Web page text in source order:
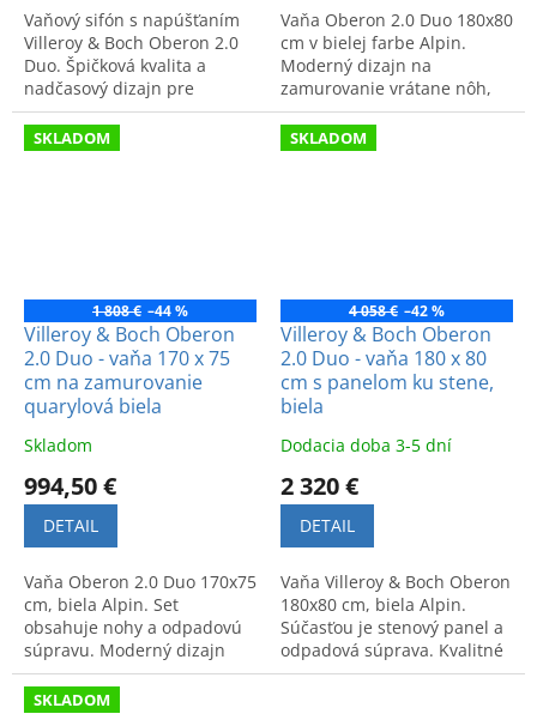
Vaňový sifón s napúšťaním
Villeroy & Boch Oberon 2.0
Duo. Špičková kvalita a
nadčasový dizajn pre
maximálny komfort vo vašej
kúpeľni.
Vaňa Oberon 2.0 Duo 180x80
cm v bielej farbe Alpin.
Moderný dizajn na
zamurovanie vrátane nôh,
prepadovej a odpadovej
súpravy. Prvotriedna kvalita
pre vašu kúpeľňu.
SKLADOM
1 808 € –44 %
Villeroy & Boch Oberon
2.0 Duo - vaňa 170 x 75
cm na zamurovanie
quarylová biela
Skladom
994,50 €
DETAIL
Vaňa Oberon 2.0 Duo 170x75
cm, biela Alpin. Set
obsahuje nohy a odpadovú
súpravu. Moderný dizajn
pre vašu kúpeľňu.
SKLADOM
4 058 € –42 %
Villeroy & Boch Oberon
2.0 Duo - vaňa 180 x 80
cm s panelom ku stene,
biela
Dodacia doba 3-5 dní
2 320 €
DETAIL
Vaňa Villeroy & Boch Oberon
180x80 cm, biela Alpin.
Súčasťou je stenový panel a
odpadová súprava. Kvalitné
spracovanie a moderný
SKLADOM